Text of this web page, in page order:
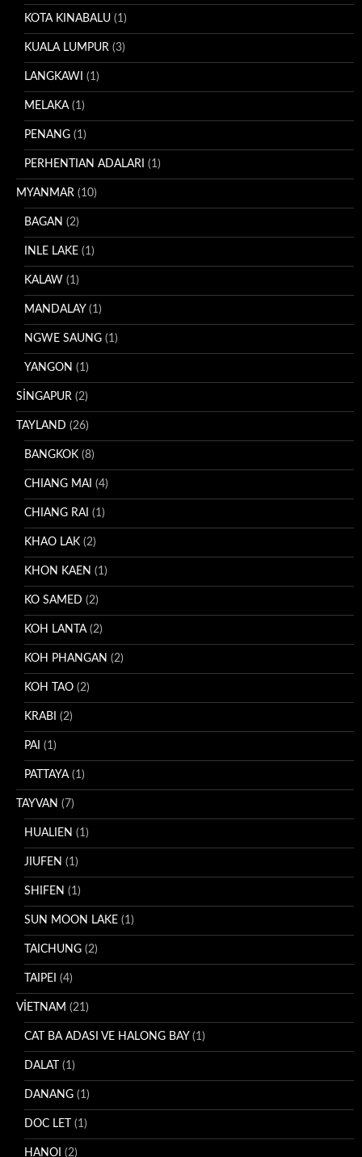
KOTA KINABALU (1)
KUALA LUMPUR (3)
LANGKAWI (1)
MELAKA(1)
PENANG (1)
PERHENTIAN ADALARI (1)
MYANMAR (10)
BAGAN (2)
INLE LAKE (1)
KALAW (1)
MANDALAY (1)
NGWE SAUNG (1)
YANGON (1)
SİNGAPUR (2)
TAYLAND (26)
BANGKOK (8)
CHIANG MAI (4)
CHIANG RAI (1)
KHAO LAK (2)
KHON KAEN (1)
KO SAMED (2)
KOH LANTA(2)
KOH PHANGAN (2)
KOH TAO (2)
KRABI (2)
PAI (1)
PATTAYA(1)
TAYVAN (7)
HUALIEN (1)
JIUFEN (1)
SHIFEN (1)
SUN MOON LAKE (1)
TAICHUNG (2)
TAIPEI (4)
VİETNAM (21)
CAT BA ADASI VE HALONG BAY (1)
DALAT (1)
DANANG (1)
DOC LET (1)
HANOI (2)